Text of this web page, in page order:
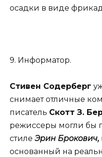
осадки в виде
9. Информатор.
Стивен Содерберг
снимает отличные
писатель Скотт З.
режиссеры могли бы
стиле Эрин Брокович,
основанный на